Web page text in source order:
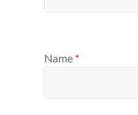
Name *